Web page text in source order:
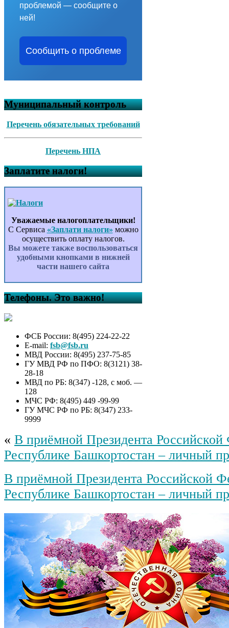
проблемой — сообщите о
ней!
Сообщить о проблеме
Муниципальный контроль
Перечень обязательных требований
Перечень НПА
Заплатите налоги!
Уважаемые налогоплательщики!
С Сервиса «Заплати налоги» можно
осуществить оплату налогов.
Вы можете также воспользоваться
удобными кнопками в нижней
части нашего сайта
Телефоны. Это важно!
ФСБ России: 8(495) 224-22-22
E-mail: fsb@fsb.ru
МВД России: 8(495) 237-75-85
ГУ МВД РФ по ПФО: 8(3121) 38-
28-18
МВД по РБ: 8(347) -128, с моб. —
128
МЧС РФ: 8(495) 449 -99-99
ГУ МЧС РФ по РБ: 8(347) 233-
9999
« В приёмной Президента Российской
Республике Башкортостан – личный
В приёмной Президента Российской
Республике Башкортостан – личный